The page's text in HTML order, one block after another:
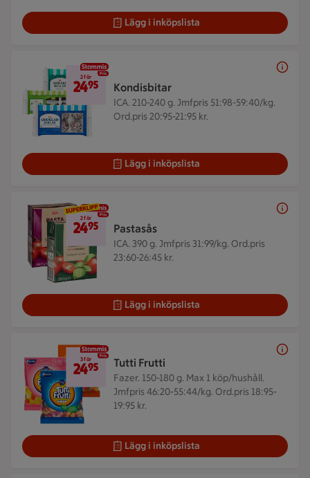
Lägg i inköpslista
Kondisbitar
ICA. 210-240 g. Jmfpris 51:98-59:40/kg.
Ord.pris 20:95-21:95 kr.
2 för 24,95 kr
2 för
2495
Lägg i inköpslista
Pastasås
ICA. 390 g. Jmfpris 31:99/kg. Ord.pris
23:60-26:45 kr.
2 för 24,95 kr
2 för
2495
Lägg i inköpslista
Tutti Frutti
Fazer. 150-180 g. Max 1 köp/hushåll.
Jmfpris 46:20-55:44/kg. Ord.pris 18:95-
19:95 kr.
3 för 24,95 kr
3 för
2495
Lägg i inköpslista